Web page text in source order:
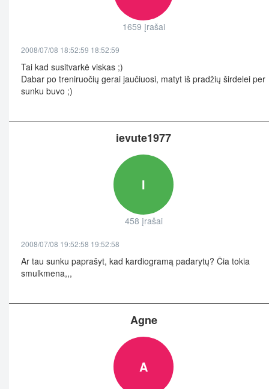
1659 įrašai
2008/07/08 18:52:59 18:52:59
Tai kad susitvarkė viskas ;)
Dabar po treniruočių gerai jaučiuosi, matyt iš pradžių širdelei per
sunku buvo ;)
ievute1977
I
458 įrašai
2008/07/08 19:52:58 19:52:58
Ar tau sunku paprašyt, kad kardiogramą padarytų? Čia tokia
smulkmena,,,
Agne
A